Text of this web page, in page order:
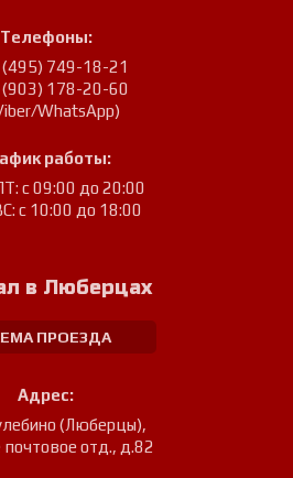
Телефоны:
(495) 749-18-21
(903) 178-20-60
WhatsApp)
работы:
с 09:00 до 20:00
с 10:00 до 18:00
в Люберцах
ПРОЕЗДА
Адрес:
(Люберцы),
почтовое отд., д.82